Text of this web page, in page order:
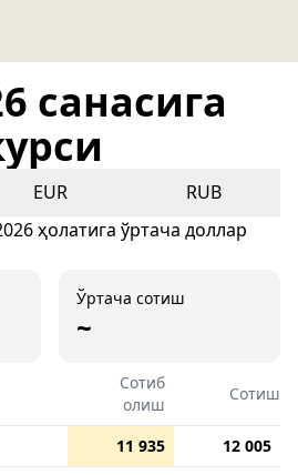
санасига
EUR
RUB
ҳолатига ўртача доллар
Ўртача сотиш
~
Сотиб
олиш
Сотиш
11 935
12 005